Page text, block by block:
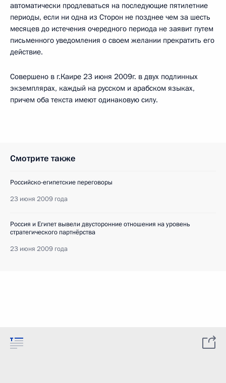
автоматически продлеваться на последующие пятилетние
периоды, если ни одна из Сторон не позднее чем за шесть
месяцев до истечения очередного периода не заявит путем
письменного уведомления о своем желании прекратить его
действие.
Совершено в г.Каире 23 июня 2009г. в двух подлинных
экземплярах, каждый на русском и арабском языках,
причем оба текста имеют одинаковую силу.
Смотрите также
Российско-египетские переговоры
23 июня 2009 года
Россия и Египет вывели двусторонние отношения на уровень
стратегического партнёрства
23 июня 2009 года